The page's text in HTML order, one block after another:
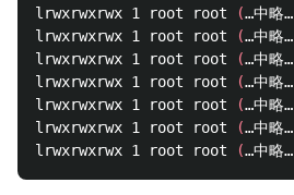
lrwxrwxrwx 1 root root
(…中略…
lrwxrwxrwx 1 root root
(…中略…
lrwxrwxrwx 1 root root
(…中略…
lrwxrwxrwx 1 root root
(…中略…
lrwxrwxrwx 1 root root
(…中略…
lrwxrwxrwx 1 root root
(…中略…
lrwxrwxrwx 1 root root
(…中略…